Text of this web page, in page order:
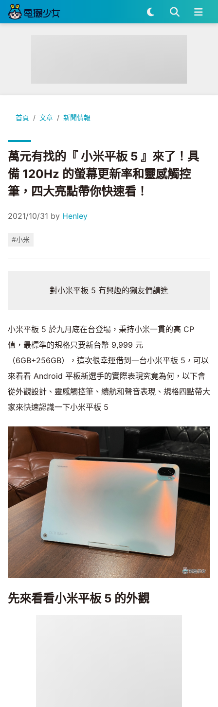
首頁 文章 新聞情報
萬元有找的『 小米平板 5 』來了！具備 120Hz 的螢幕更新率
萬元有找的『 小米平板 5 』來了！具
備 120Hz 的螢幕更新率和靈感觸控
筆，四大亮點帶你快速看！
2021/10/31 by Henley
#小米
對小米平板 5 有興趣的獺友們請進
小米平板 5 於九月底在台登場，秉持小米一貫的高 CP
值，最標準的規格只要新台幣 9,999 元
（6GB+256GB），這次很幸運借到一台小米平板 5，可以
來看看 Android 平板新選手的實際表現究竟為何，以下會
從外觀設計、靈感觸控筆、續航和聲音表現、規格四點帶大
家來快速認識一下小米平板 5
先來看看小米平板 5 的外觀